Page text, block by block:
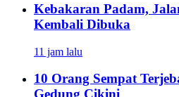
Kebakaran Padam,
Kembali Dibuka
11 jam lalu
10 Orang Sempat